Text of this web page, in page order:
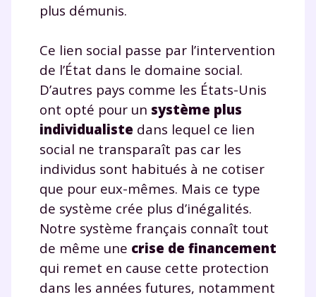
plus démunis.
Ce lien social passe par l’intervention
de l’État dans le domaine social.
D’autres pays comme les États-Unis
ont opté pour un système plus
individualiste dans lequel ce lien
social ne transparaît pas car les
individus sont habitués à ne cotiser
que pour eux-mêmes. Mais ce type
de système crée plus d’inégalités.
Notre système français connaît tout
de même une crise de financement
qui remet en cause cette protection
dans les années futures, notamment